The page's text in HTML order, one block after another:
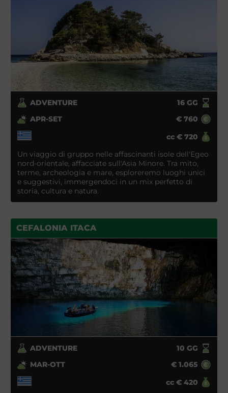
ADVENTURE 16GG
APR-SET
€ 760
cc € 720
Un viaggio di gruppo nelle affascinanti isole dell'Egeo
nord-orientale, affacciate sull'Asia Minore. Tra mito,
terme, archeologia e mare, esploreremo luoghi unici
e suggestivi, immergendoci in un mix perfetto di
storia, cultura e natura.
CEFALONIA ITACA
ADVENTURE 10 GG
MAR-OTT
€ 1.065
cc € 420